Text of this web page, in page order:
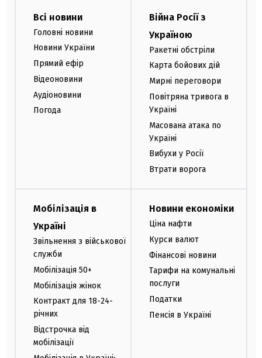
Всі новини
Головні новини
Новини України
Прямий ефір
Відеоновини
Аудіоновини
Погода
Війна Росії з
Україною
Ракетні обстріли
Карта бойових дій
Мирні переговори
Повітряна тривога в
Україні
Масована атака по
Україні
Вибухи у Росії
Втрати ворога
Мобілізація в
Україні
Звільнення з військової
служби
Мобілізація 50+
Мобілізація жінок
Контракт для 18-24-
річних
Відстрочка від
мобілізації
Новини економіки
Ціна нафти
Курси валют
Фінансові новини
Тарифи на комунальні
послуги
Податки
Пенсія в Україні